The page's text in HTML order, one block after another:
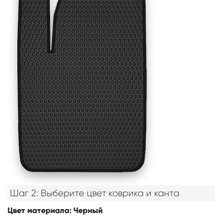
Шаг 2: Выберите цвет коврика и канта
Цвет материала: Черный